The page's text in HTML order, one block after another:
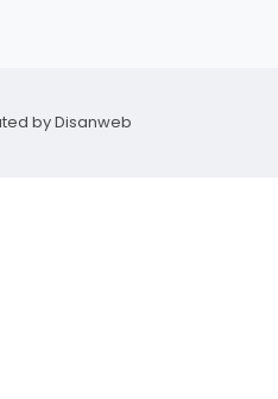
byDisanweb